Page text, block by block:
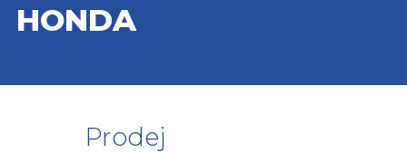
HONDA
Prodej